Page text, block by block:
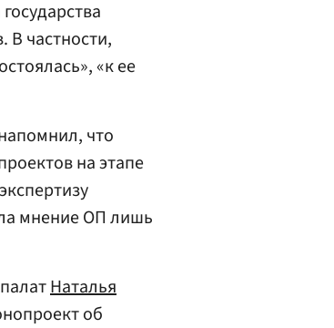
В частности,
«к ее
что
на этапе
мнение ОП лишь
Наталья
об